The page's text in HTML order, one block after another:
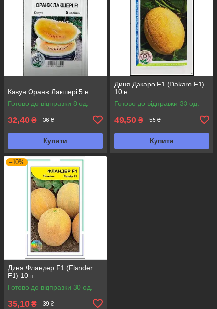
Кавун Оранж Лакшері 5 н.
Готово до відправки 8 од.
32,40 ₴ 36 ₴
Купити
Диня Дакаро F1 (Dakaro F1)
10 н
Готово до відправки 33 од.
49,50 ₴ 55 ₴
Купити
–10%
Диня Фландер F1 (Flander
F1) 10 н
Готово до відправки 30 од.
35,10 ₴ 39 ₴